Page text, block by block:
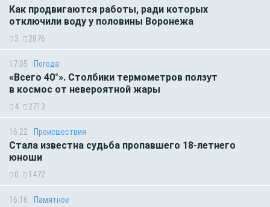
Как продвигаются работы, ради которых
отключили воду у половины Воронежа
3 2876
17:05 Погода
«Всего 40°». Столбики термометров ползут
в космос от невероятной жары
4 2713
16:22 Происшествия
Стала известна судьба пропавшего 18-летнего
юноши
0 1472
16:16 Памятное